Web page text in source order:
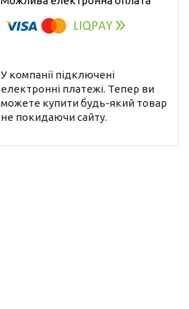
У компанії підключені
електронні платежі. Тепер ви
можете купити будь-який товар
не покидаючи сайту.